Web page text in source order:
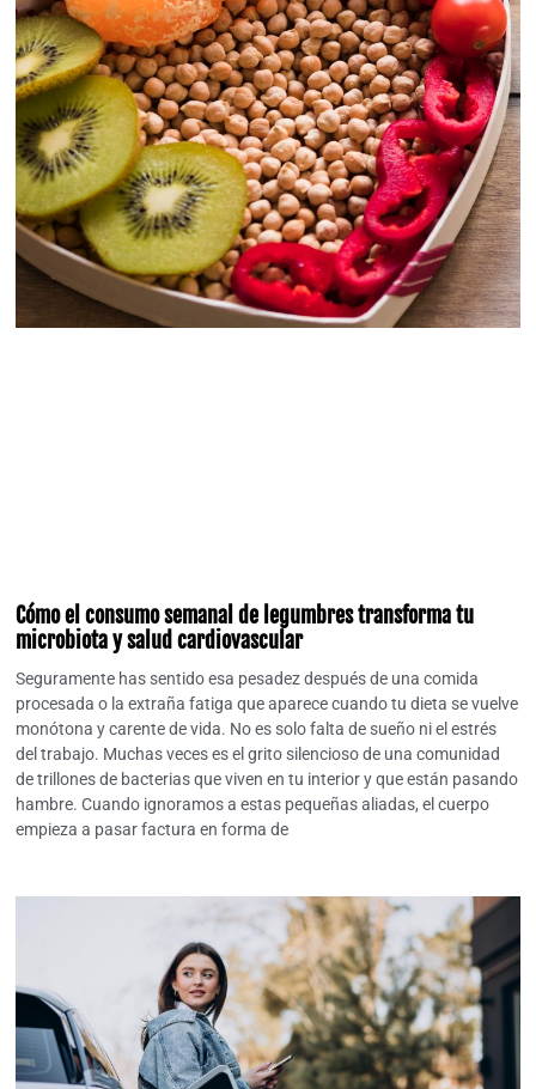
Cómo el consumo semanal de legumbres transforma tu
microbiota y salud cardiovascular
Seguramente has sentido esa pesadez después de una comida
procesada o la extraña fatiga que aparece cuando tu dieta se vuelve
monótona y carente de vida. No es solo falta de sueño ni el estrés
del trabajo. Muchas veces es el grito silencioso de una comunidad
de trillones de bacterias que viven en tu interior y que están pasando
hambre. Cuando ignoramos a estas pequeñas aliadas, el cuerpo
empieza a pasar factura en forma de